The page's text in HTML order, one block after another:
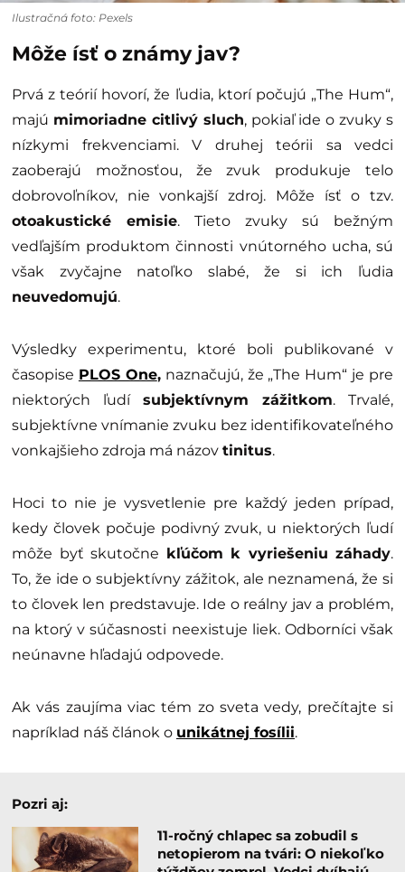
Ilustračná foto: Pexels
Môže ísť o známy jav?
Prvá z teórií hovorí, že ľudia, ktorí počujú „The Hum“,
majú mimoriadne citlivý sluch, pokiaľ ide o zvuky s
nízkymi frekvenciami. V druhej teórii sa vedci
zaoberajú možnosťou, že zvuk produkuje telo
dobrovoľníkov, nie vonkajší zdroj. Môže ísť o tzv.
otoakustické emisie. Tieto zvuky sú bežným
vedľajším produktom činnosti vnútorného ucha, sú
však zvyčajne natoľko slabé, že si ich ľudia
neuvedomujú.
Výsledky experimentu, ktoré boli publikované v
časopise PLOS One,naznačujú, že „The Hum“ je pre
niektorých ľudí subjektívnym zážitkom. Trvalé,
subjektívne vnímanie zvuku bez identifikovateľného
vonkajšieho zdroja má názov tinitus.
Hoci to nie je vysvetlenie pre každý jeden prípad,
kedy človek počuje podivný zvuk, u niektorých ľudí
môže byť skutočne kľúčom k vyriešeniu záhady.
To, že ide o subjektívny zážitok, ale neznamená, že si
to človek len predstavuje. Ide o reálny jav a problém,
na ktorý v súčasnosti neexistuje liek. Odborníci však
neúnavne hľadajú odpovede.
Ak vás zaujíma viac tém zo sveta vedy, prečítajte si
napríklad náš článok o unikátnej fosílii.
Pozri aj:
11-ročný chlapec sa zobudil s
netopierom na tvári: O niekoľko